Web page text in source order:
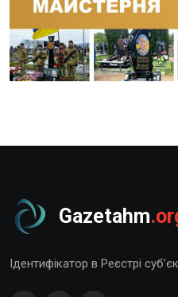
Gazetahm
Ідентифікатор в Реєстрі